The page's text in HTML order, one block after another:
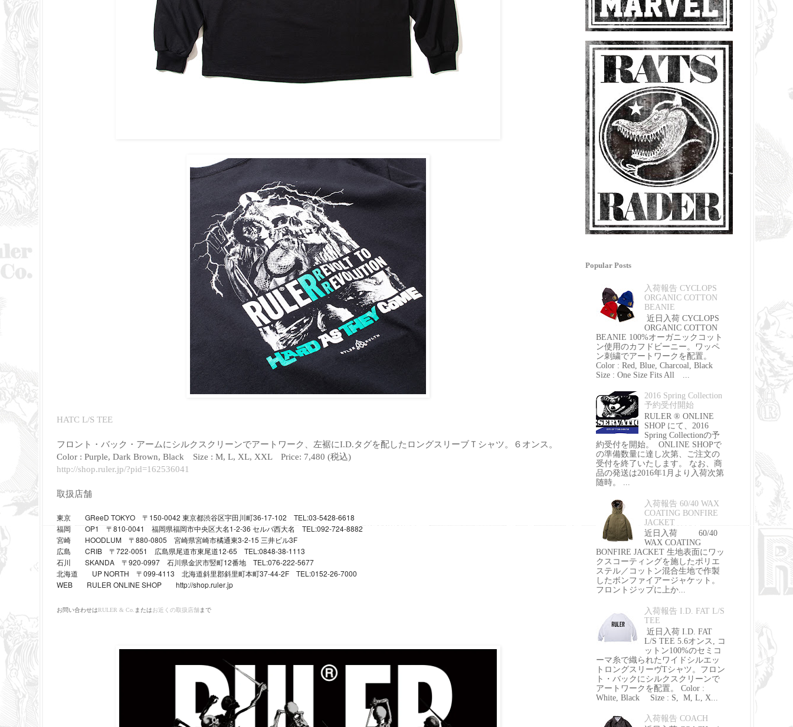
HATC L/S TEE
フロント・バック・アームにシルクスクリーンでアートワーク、左裾にI.D.タグを配したロングスリーブＴシャツ。６オンス。
Color : Purple, Dark Brown, Black Size : M, L, XL, XXL Price: 7,480 (税込)
http://shop.ruler.jp/?pid=162536041
取扱店舗
東京 GReeD TOKYO 〒 150-0042 東京都渋谷区宇田川町36-17-102 TEL:03-5428-6618
福岡 OP1 〒 810-0041 福岡県福岡市中央区大名 1-2-36 セルバ西大名 TEL:092-724-8882
宮崎 HOODLUM 〒 880-0805 宮崎県宮崎市橘通東3-2-15 三井ビル3F
広島 CRIB 〒 722-0051 広島県尾道市東尾道12-65 TEL:0848-38-1113
石川 SKANDA 〒 920-0997 石川県金沢市竪町12番地 TEL:076-222-5677
北海道 UP NORTH 〒 099-4113 北海道斜里郡斜里町本町37-44-2F
TEL:0152-26-7000
WEB
RULER ONLINE SHOP http://shop.ruler.jp
お問い合わせはRULER & Co. またはお近くの取扱店舗 まで
Popular Posts
入荷報告 CYCLOPS
ORGANIC COTTON
BEANIE
近日入荷 CYCLOPS
ORGANIC COTTON
BEANIE 100%オーガニックコット
ン使用のカフドビーニー。ワッペ
ン刺繍でアートワークを配置。
Color : Red, Blue, Charcoal, Black
Size : One Size Fits All ...
2016 Spring Collection
予約受付開始
RULER ® ONLINE
SHOP にて、2016
Spring Collectionの予
約受付を開始。 ONLINE SHOPで
の準備数量に達し次第、ご注文の
受付を終了いたします。 なお、商
品の発送は2016年1月より入荷次第
随時。 ...
入荷報告 60/40 WAX
COATING BONFIRE
JACKET
近日入荷 60/40
WAX COATING
BONFIRE JACKET 生地表面にワッ
クスコーティングを施したポリエ
ステル／コットン混合生地で作製
したボンファイアージャケット。
フロントジップに上か...
入荷報告 I.D. FAT L/S
TEE
近日入荷 I.D. FAT
L/S TEE 5.6オンス, コ
ットン100%のセミコ
ーマ糸で織られたワイドシルエッ
トロングスリーヴTシャツ。フロン
ト・バックにシルクスクリーンで
アートワークを配置。 Color :
White, Black Size : S, M, L, X...
入荷報告 COACH